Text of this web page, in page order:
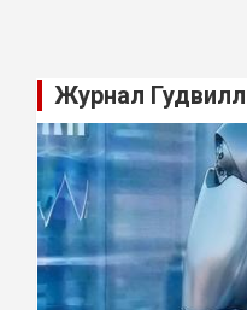
записям
Журнал Гудвилл